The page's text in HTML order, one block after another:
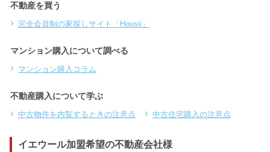
不動産を買う
完全会員制の家探しサイト「Housii」
マンション購入について調べる
マンション購入コラム
不動産購入について学ぶ
中古物件を内覧するときの注意点 中古住宅購入の注意点
イエウール加盟希望の不動産会社様